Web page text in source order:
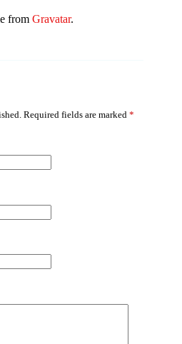
from Gravatar.
Required fields are marked *